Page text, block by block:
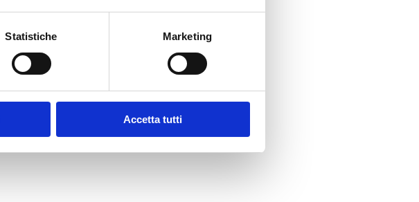
Statistiche Marketing
Accetta tutti